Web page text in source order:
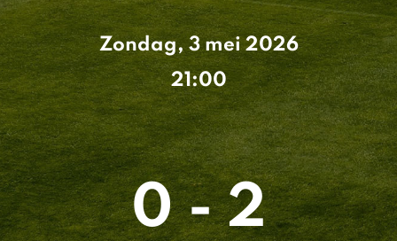
Zondag, 3 mei 2026
21:00
0 - 2